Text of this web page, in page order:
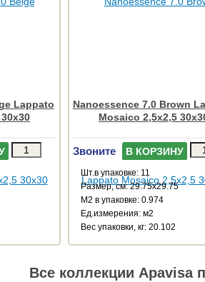
Lappato
Nanoessence 7.0 Brown
Mosaico 2,5x2,5
Звоните В КОРЗИНУ
Шт.в упаковке: 11
Размер, см: 29.75x29.75
М2 в упаковке: 0.974
Ед.измерения: м2
Веc упаковки, кг: 20.102
Все коллекции Apavisa